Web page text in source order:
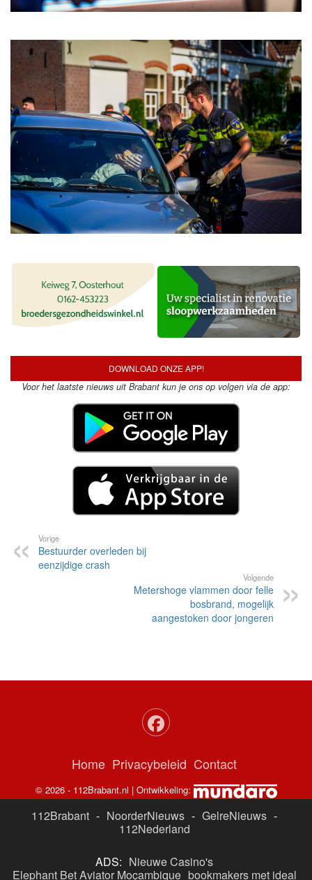
DOWNLOAD ONZE APP!
Voor het laatste nieuws uit Brabant kun je ons op volgen via de app:
Vorige
Bestuurder overleden bij
eenzijdige crash
Volgende
Metershoge vlammen door felle
bosbrand, mogelijk
aangestoken door jongeren
Home Privacybeleid Contact
© 2026 - 112Brabant.nl | Ontwikkeling:
112Brabant - NoorderNieuws - GelreNieuws -
112Nederland
ADS: Nieuwe Casino's
Elephant Bet Aviator Moçambique bookmakers met ideal